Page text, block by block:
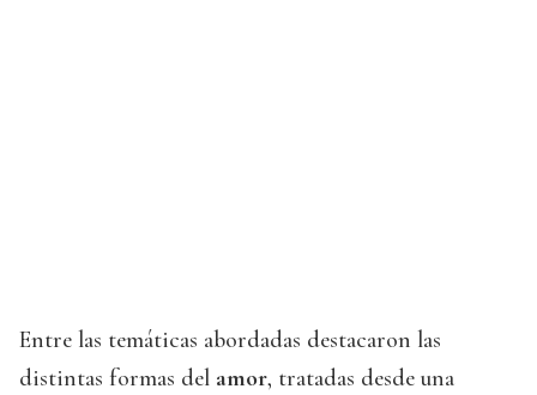
Entre las temáticas abordadas destacaron las
distintas formas del amor, tratadas desde una